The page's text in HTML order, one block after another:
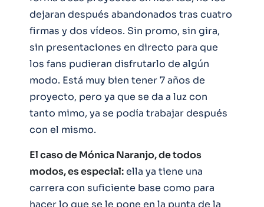
dejaran después abandonados tras cuatro
firmas y dos vídeos. Sin promo, sin gira,
sin presentaciones en directo para que
los fans pudieran disfrutarlo de algún
modo. Está muy bien tener 7 años de
proyecto, pero ya que se da a luz con
tanto mimo, ya se podía trabajar después
con el mismo.
El caso de Mónica Naranjo, de todos
modos, es especial:ella ya tiene una
carrera con suficiente base como para